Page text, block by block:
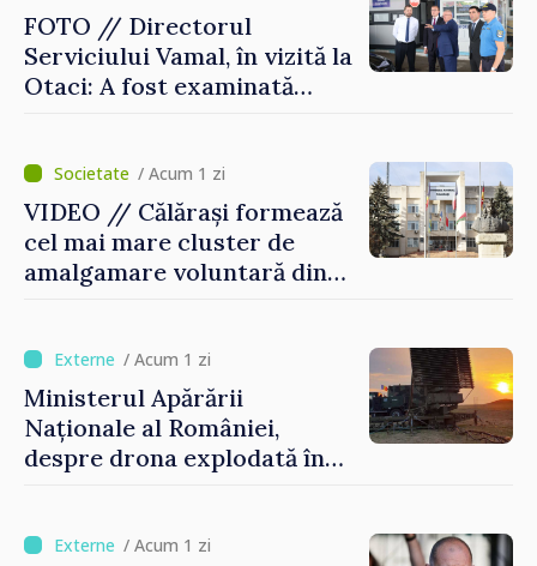
FOTO // Directorul
Serviciului Vamal, în vizită la
Otaci: A fost examinată
performant/ Acum 1 zi
VIDEO // Călărași formează
cel mai mare cluster de
amalgamare voluntară din
finală
/ Acum 1 zi
Ministerul Apărării
Naționale al României,
despre drona explodată în
vehicul aerian”
/ Acum 1 zi